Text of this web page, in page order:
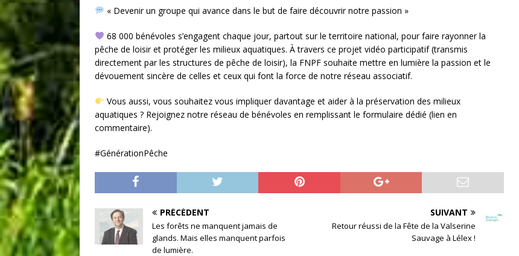
« Devenir un groupe qui avance dans le but de faire découvrir notre passion »
68 000 bénévoles s’engagent chaque jour, partout sur le territoire national, pour faire rayonner la
pêche de loisir et protéger les milieux aquatiques. À travers ce projet vidéo participatif (transmis
directement par les structures de pêche de loisir), la FNPF souhaite mettre en lumière la passion et le
dévouement sincère de celles et ceux qui font la force de notre réseau associatif.
Vous aussi, vous souhaitez vous impliquer davantage et aider à la préservation des milieux
aquatiques ? Rejoignez notre réseau de bénévoles en remplissant le formulaire dédié (lien en
commentaire).
#GénérationPêche
PRÉCÉDENT
Les forêts ne manquent jamais de
glands. Mais elles manquent parfois
de lumière.
SUIVANT
Retour réussi de la Fête de la Valserine
Sauvage à Lélex !